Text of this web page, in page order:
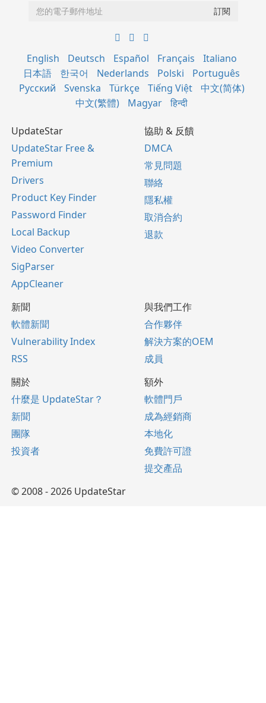
English Deutsch Español Français
Italiano
日本語
한국어 Nederlands Polski
Português
Русский
Svenska Türkçe Tiếng Việt
中文(简体)
中文(繁體)
Magyar हिन्दी
UpdateStar
UpdateStar Free &
Premium
Drivers
Product Key Finder
Password Finder
Local Backup
Video Converter
SigParser
AppCleaner
協助 & 反饋
DMCA
常見問題
聯絡
隱私權
取消合約
退款
新聞
軟體新聞
Vulnerability Index
RSS
與我們工作
合作夥伴
解決方案的OEM
成員
關於
什麼是 UpdateStar？
新聞
團隊
投資者
額外
軟體門戶
成為經銷商
本地化
免費許可證
提交產品
© 2008 - 2026 UpdateStar